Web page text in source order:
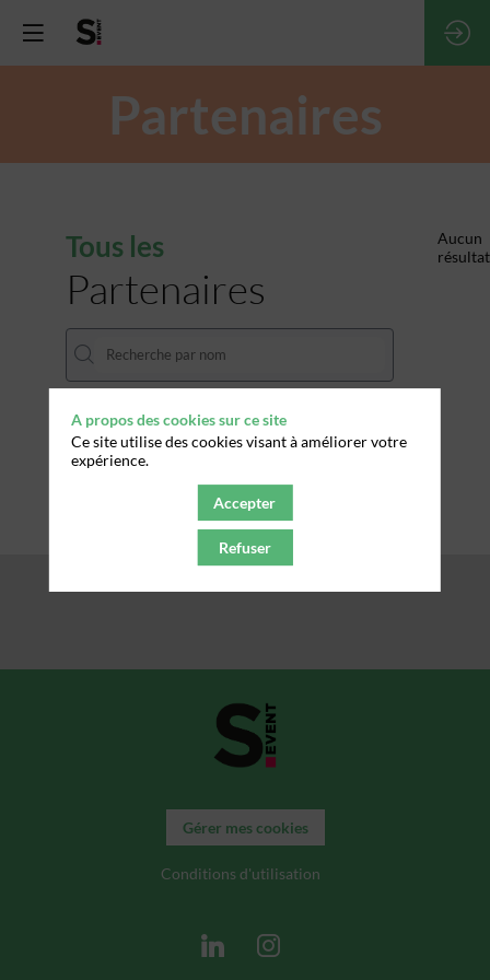
Partenaires
Tous les
Partenaires
THÈMES
Aucun
résultat
Gérer mes cookies
Conditions d'utilisation
A propos des cookies sur ce site
Ce site utilise des cookies visant à améliorer votre
expérience.
Accepter
Refuser